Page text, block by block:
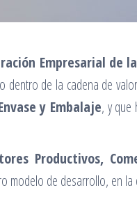
Empresarial de
de la cadena de
y Embalaje, y que
Productivos,
de desarrollo, en